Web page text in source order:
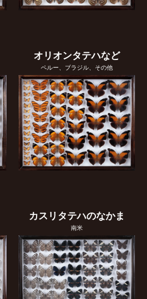
オリオンタテハなど
ペルー、ブラジル、その他
カスリタテハのなかま
南米